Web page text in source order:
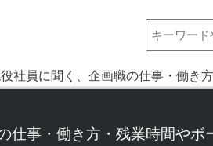
社員に聞く、企画職の仕事・働き
仕事・働き方・残業時間やボ